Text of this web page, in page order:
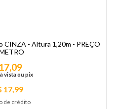
CINZA - Altura 1,20m - PREÇO
17,99
de crédito
vista ou pix